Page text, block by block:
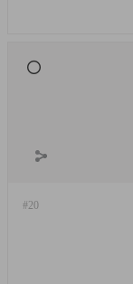
#20